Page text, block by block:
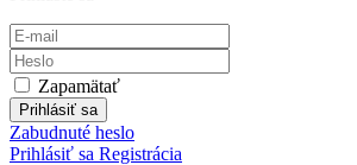
Zapamätať
Prihlásiť sa
Zabudnuté heslo
Prihlásiť sa Registrácia